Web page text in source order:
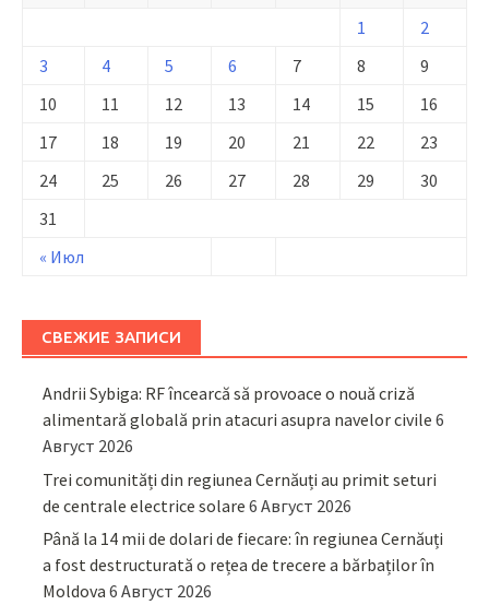
« Июл
1
2
3
4 5 6 7 8
9
10
11 12 13 14 15
16
17
18 19 20 21 22
23
24
25 26 27 28 29
30
31
СВЕЖИЕ ЗАПИСИ
Andrii Sybiga: RF încearcă să provoace o nouă criză
alimentară globală prin atacuri asupra navelor civile 6
Август 2026
Trei comunități din regiunea Cernăuți au primit seturi
de centrale electrice solare 6 Август 2026
Până la 14 mii de dolari de fiecare: în regiunea Cernăuți
a fost destructurată o rețea de trecere a bărbaților în
Moldova 6 Август 2026